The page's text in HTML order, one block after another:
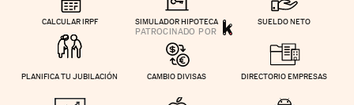
CALCULAR IRPF SIMULADOR HIPOTECA SUELDO NETO
PLANIFICA TU JUBILACIÓN CAMBIO DIVISAS DIRECTORIO EMPRESAS